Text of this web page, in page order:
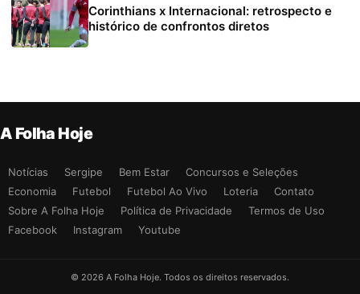
Corinthians x Internacional: retrospecto e
histórico de confrontos diretos
A Folha Hoje
Notícias Sergipe Bem Estar
Concursos e Seleções
Economia
Futebol Futebol Ao Vivo Loteria
Contato
Sobre A Folha Hoje
Política de Privacidade
Termos de Uso
Facebook
Instagram Youtube
© 2026 A Folha Hoje. Todos os direitos reservados.